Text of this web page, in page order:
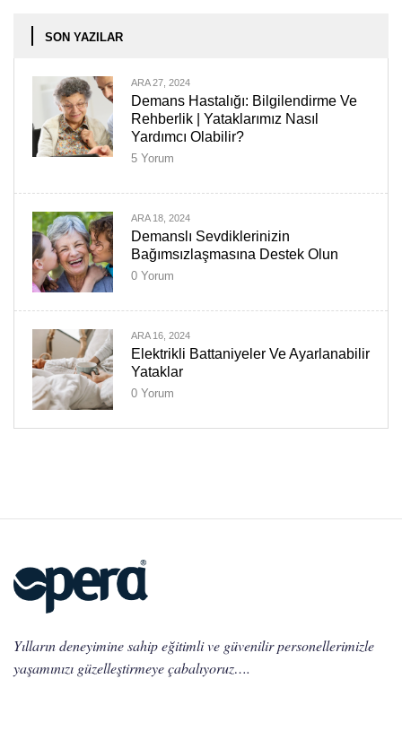
SON YAZILAR
ARA 27, 2024
Demans Hastalığı: Bilgilendirme Ve
Rehberlik | Yataklarımız Nasıl
Yardımcı Olabilir?
5 Yorum
ARA 18, 2024
Demanslı Sevdiklerinizin
Bağımsızlaşmasına Destek Olun
0 Yorum
ARA 16, 2024
Elektrikli Battaniyeler Ve Ayarlanabilir
Yataklar
0 Yorum
Yılların deneyimine sahip eğitimli ve güvenilir personellerimizle
yaşamınızı güzelleştirmeye çabalıyoruz….